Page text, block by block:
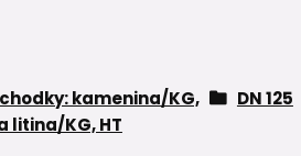
kamenina/KG,
litina/KG, HT
DN 125